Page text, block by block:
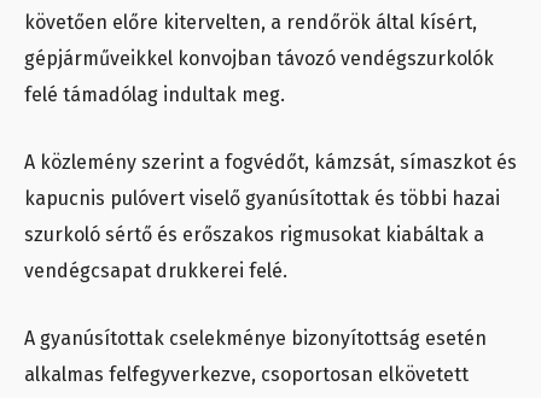
követően előre kitervelten, a rendőrök által kísért,
gépjárműveikkel konvojban távozó vendégszurkolók
felé támadólag indultak meg.
A közlemény szerint a fogvédőt, kámzsát, símaszkot és
kapucnis pulóvert viselő gyanúsítottak és többi hazai
szurkoló sértő és erőszakos rigmusokat kiabáltak a
vendégcsapat drukkerei felé.
A gyanúsítottak cselekménye bizonyítottság esetén
alkalmas felfegyverkezve, csoportosan elkövetett